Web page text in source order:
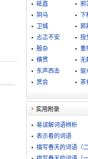
砥直
邪
阴马
卫城
郭
忐忑不安
授
殷杂
重
横贯
无
东声西击
驱
赏会
茶
实用附录
易误解词语辨析
表示看的词语
描写春天的词语（二